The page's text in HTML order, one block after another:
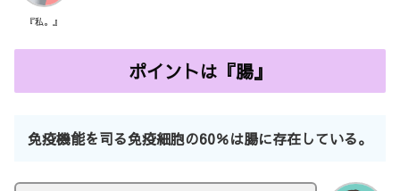
『私。』
ポイントは『腸』
免疫機能を司る免疫細胞の60％は腸に存在している。